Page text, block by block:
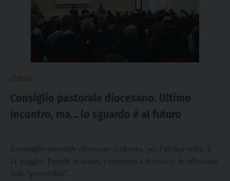
Consiglio pastorale diocesano. Ultimo
incontro, ma… lo sguardo è al futuro
Il consiglio pastorale diocesano si ritrova, per l'ultima volta, il
12 maggio. Prende in mano, e comincia a lavorarci, le riflessioni
sulla "parrocchia".